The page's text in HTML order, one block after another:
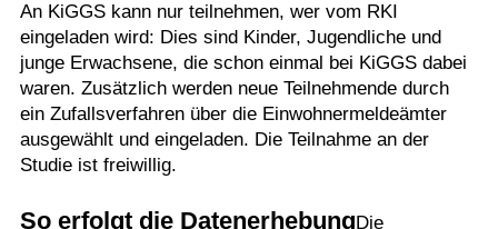
An KiGGS kann nur teilnehmen, wer vom RKI
eingeladen wird: Dies sind Kinder, Jugendliche und
junge Erwachsene, die schon einmal bei KiGGS dabei
waren. Zusätzlich werden neue Teilnehmende durch
ein Zufallsverfahren über die Einwohnermeldeämter
ausgewählt und eingeladen. Die Teilnahme an der
Studie ist freiwillig.
So erfolgt die DatenerhebungDie